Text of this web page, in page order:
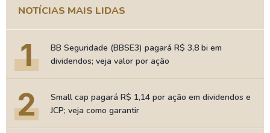
NOTÍCIAS MAIS LIDAS
1
BB Seguridade (BBSE3) pagará R$ 3,8 bi em
dividendos; veja valor por ação
2
Small cap pagará R$ 1,14 por ação em dividendos e
JCP; veja como garantir